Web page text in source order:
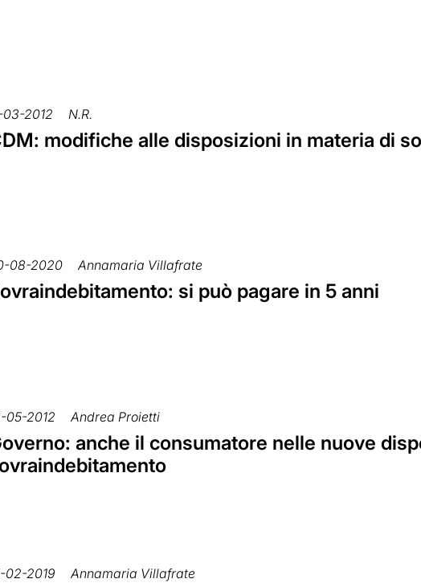
03-2012 N.R.
modifiche alle disposizioni in materia di
08-2020 Annamaria Villafrate
si può pagare in 5 anni
05-2012 Andrea Proietti
anche il consumatore nelle nuove
02-2019 Annamaria Villafrate